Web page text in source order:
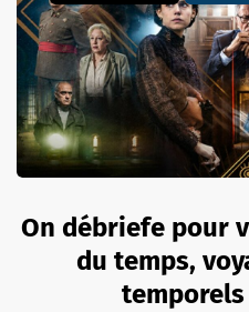
On débriefe pour
du temps,